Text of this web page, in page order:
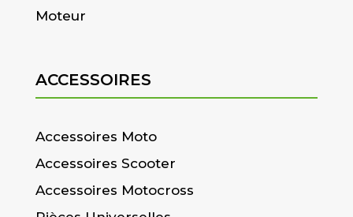
Moteur
ACCESSOIRES
Accessoires Moto
Accessoires Scooter
Accessoires Motocross